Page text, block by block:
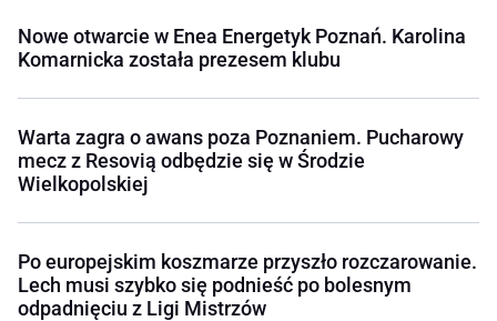
Nowe otwarcie w Enea Energetyk Poznań. Karolina
Komarnicka została prezesem klubu
Warta zagra o awans poza Poznaniem. Pucharowy
mecz z Resovią odbędzie się w Środzie
Wielkopolskiej
Po europejskim koszmarze przyszło rozczarowanie.
Lech musi szybko się podnieść po bolesnym
odpadnięciu z Ligi Mistrzów